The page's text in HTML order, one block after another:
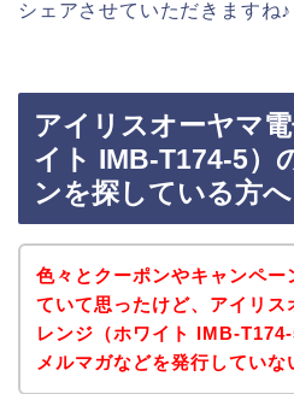
シェアさせていただきますね♪
アイリスオーヤマ
イト IMB-T174-5）
ンを探している方へ
色々とクーポンやキャンペー
ていて思ったけど、アイリス
レンジ（ホワイト IMB-
メルマガなどを発行していな